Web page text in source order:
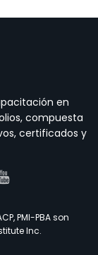
en
compuesta
certificados y
PMI-PBA son
Inc.